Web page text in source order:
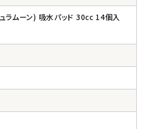
ムーン) 吸水パッド 30cc 14個入